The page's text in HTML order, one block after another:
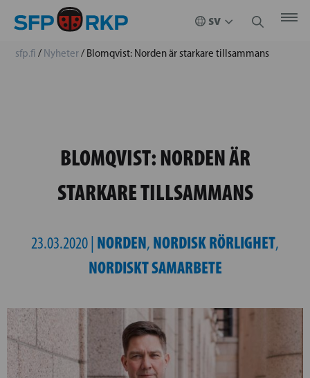
sfp.fi / Nyheter/ Blomqvist: Norden är starkare tillsammans
BLOMQVIST: NORDEN ÄR
STARKARE TILLSAMMANS
23.03.2020 | NORDEN, NORDISK RÖRLIGHET,
NORDISKT SAMARBETE